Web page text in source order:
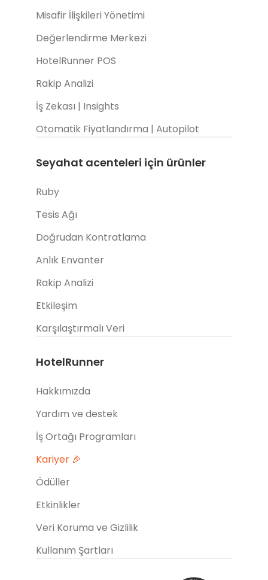
Misafir İlişkileri Yönetimi
Değerlendirme Merkezi
HotelRunner POS
Rakip Analizi
İş Zekası | Insights
Otomatik Fiyatlandırma | Autopilot
Seyahat acenteleri için ürünler
Ruby
Tesis Ağı
Doğrudan Kontratlama
Anlık Envanter
Rakip Analizi
Etkileşim
Karşılaştırmalı Veri
HotelRunner
Hakkımızda
Yardım ve destek
İş Ortağı Programları
Kariyer 🎉
Ödüller
Etkinlikler
Veri Koruma ve Gizlilik
Kullanım Şartları